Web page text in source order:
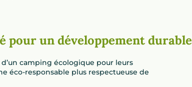
pour un développement durable
camping écologique pour leurs
éco-responsable plus respectueuse de